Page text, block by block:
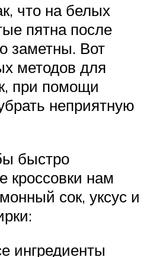
что на белых
пятна после
заметны. Вот
методов для
при помощи
неприятную
быстро
кроссовки нам
сок, уксус и
ингредиенты